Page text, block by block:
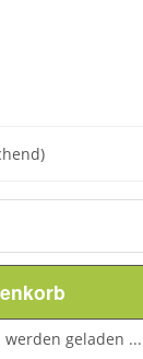
geladen ...